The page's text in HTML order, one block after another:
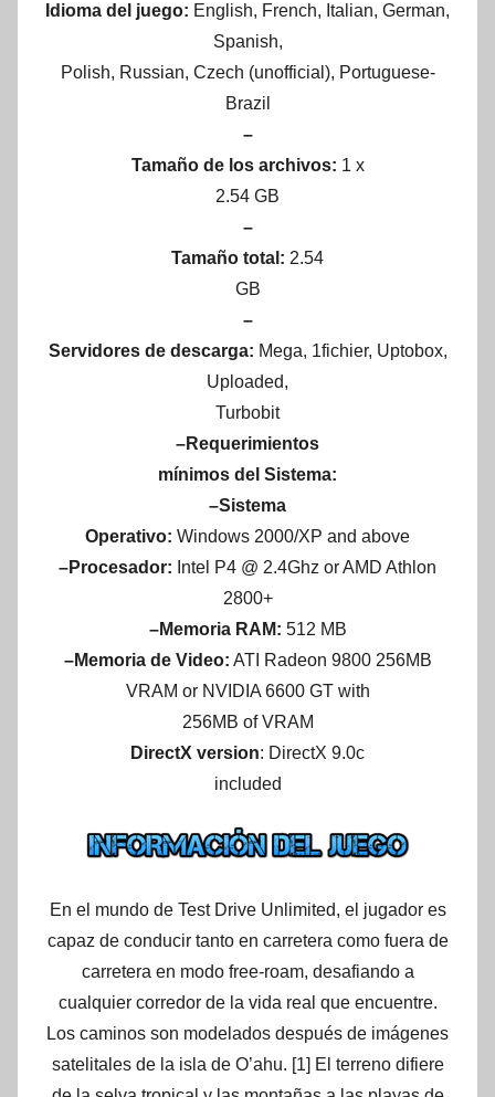
Idioma del juego: English, French, Italian, German,
Spanish,
Polish, Russian, Czech (unofficial), Portuguese-
Brazil
–
Tamaño de los archivos: 1 x
2.54 GB
–
Tamaño total: 2.54
GB
–
Servidores de descarga: Mega, 1fichier, Uptobox,
Uploaded,
Turbobit
–Requerimientos
mínimos del Sistema:
–Sistema
Operativo: Windows 2000/XP and above
–Procesador: Intel P4 @ 2.4Ghz or AMD Athlon
2800+
–Memoria RAM: 512 MB
–Memoria de Video: ATI Radeon 9800 256MB
VRAM or NVIDIA 6600 GT with
256MB of VRAM
DirectX version: DirectX 9.0c
included
En el mundo de Test Drive Unlimited, el jugador es
capaz de conducir tanto en carretera como fuera de
carretera en modo free-roam, desafiando a
cualquier corredor de la vida real que encuentre.
Los caminos son modelados después de imágenes
satelitales de la isla de O’ahu. [1] El terreno difiere